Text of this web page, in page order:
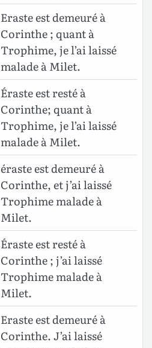
Eraste est demeuré à
Corinthe ; quant à
Trophime, je l’ai laissé
malade à Milet.
Éraste est resté à
Corinthe; quant à
Trophime, je l’ai laissé
malade à Milet.
éraste est demeuré à
Corinthe, et j’ai laissé
Trophime malade à
Milet.
Éraste est resté à
Corinthe ; j’ai laissé
Trophime malade à
Milet.
Eraste est demeuré à
Corinthe. J’ai laissé